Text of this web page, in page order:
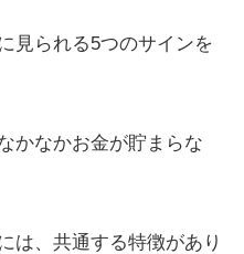
見られる5つのサインを
かなかお金が貯まらな
は、共通する特徴があり